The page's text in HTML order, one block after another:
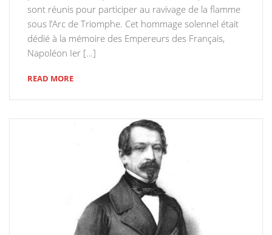
sont réunis pour participer au ravivage de la flamme
sous l’Arc de Triomphe. Cet hommage solennel était
dédié à la mémoire des Empereurs des Français,
Napoléon Ier […]
READ MORE